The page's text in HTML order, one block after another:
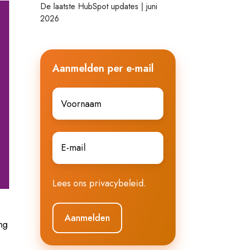
De laatste HubSpot updates | juni
2026
Aanmelden per e-mail
Voornaam
E-
mail*
Lees ons privacybeleid.